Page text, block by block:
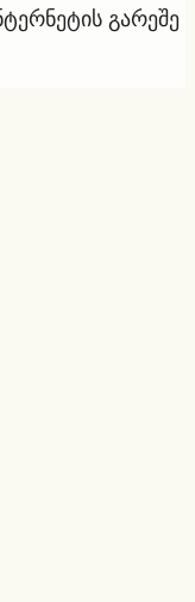
გარეშე